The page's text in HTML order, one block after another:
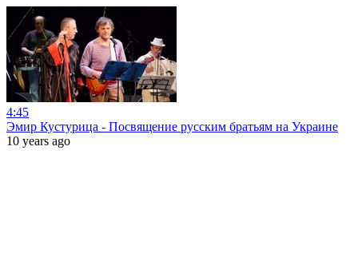
4:45
Эмир Кустурица - Посвящение русским братьям на Украине
10 years ago